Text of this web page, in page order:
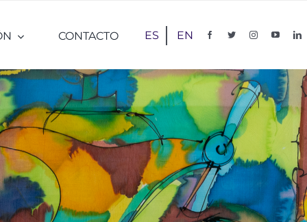
CONTACTO ES EN